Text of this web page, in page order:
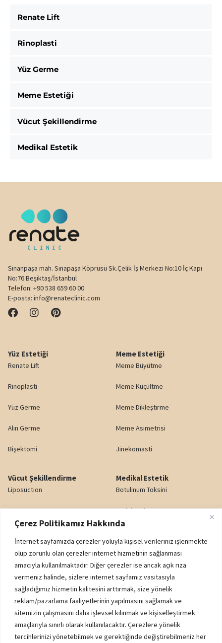
Çerez Politikamız Hakkında
İnternet sayfamızda çerezler yoluyla kişisel verileriniz işlenmekte
olup zorunlu olan çerezler internet hizmetinin sağlanması
amacıyla kullanılmaktadır. Diğer çerezler ise ancak açık rıza
vermeniz halinde, sizlere internet sayfamız vasıtasıyla
sağladığımız hizmetin kalitesini arttırmak, size yönelik
reklam/pazarlama faaliyetlerinin yapılmasını sağlamak ve
sitemizin çalışmasını daha işlevsel kılınmak ve kişiselleştirmek
amaçlarıyla sınırlı olarak kullanılacaktır. Çerezlere yönelik
tercihlerinizi yönetebilmek ve gerektiğinde değiştirebilmeniz her
Renate Lift
Rinoplasti
Yüz Germe
Meme Estetiği
Vücut Şekillendirme
Medikal Estetik
Sinanpaşa mah. Sinapaşa Köprüsü Sk.Çelik İş Merkezi No:10 İç Kapı
No:76 Beşiktaş/İstanbul
Telefon: +90 538 659 60 00
E-posta: info@renateclinic.com
Yüz Estetiği
Renate Lift
Rinoplasti
Yüz Germe
Alın Germe
Bişektomi
Meme Estetiği
Meme Büyütme
Meme Küçültme
Meme Dikleştirme
Meme Asimetrisi
Jinekomasti
Vücut Şekillendirme
Liposuction
Karın Germe
Yağ Enjeksiyonu
Popo Kaldırma (BBL)
Genital Estetik
Medikal Estetik
Botulinum Toksini
Dudak Dolgusu
Nazolabiyal Dolgu
Yanak Dolgusu
Kurumsal
K.V.K.K. AYDINLATMA METNİ
ÇEREZ POLİTİKASI